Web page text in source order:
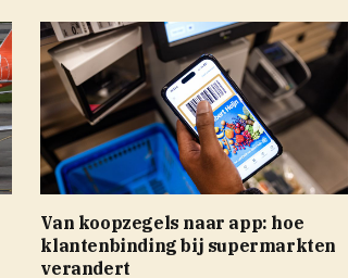
Van koopzegels naar app: hoe
klantenbinding bij supermarkten
verandert